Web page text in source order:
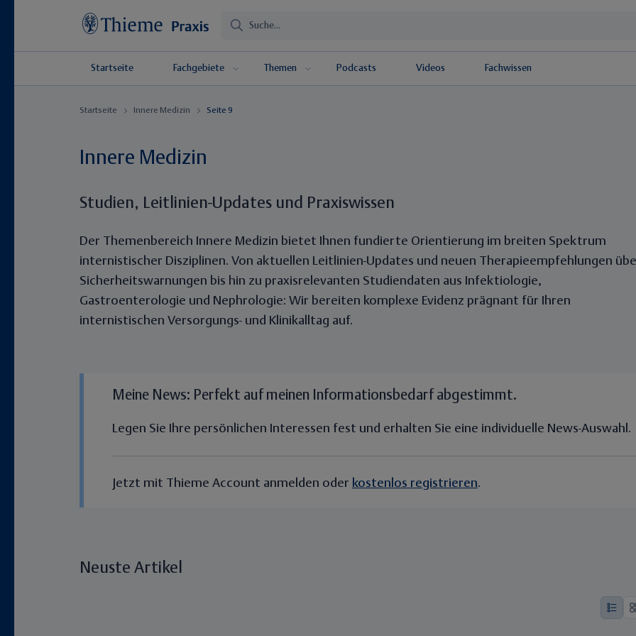
Startseite Fachgebiete Themen Podcasts Videos Fachwissen
Startseite Innere Medizin Seite 9
Innere Medizin
Studien, Leitlinien-Updates und Praxiswissen
Der Themenbereich Innere Medizin bietet Ihnen fundierte Orientierung im breiten Spektrum
internistischer Disziplinen. Von aktuellen Leitlinien-Updates und neuen Therapieempfehlungen
Sicherheitswarnungen bis hin zu praxisrelevanten Studiendaten aus Infektiologie,
Gastroenterologie und Nephrologie: Wir bereiten komplexe Evidenz prägnant für Ihren
internistischen Versorgungs- und Klinikalltag auf.
Meine News: Perfekt auf meinen Informationsbedarf abgestimmt.
Legen Sie Ihre persönlichen Interessen fest und erhalten Sie eine individuelle News-Auswahl.
Jetzt mit Thieme Account anmelden oder kostenlos registrieren.
Neuste Artikel